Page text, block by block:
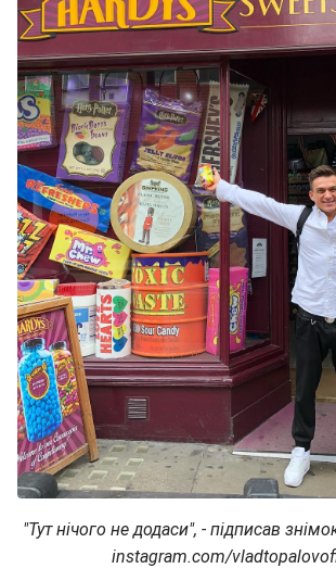
"Тут нічого не додаси", - підписав
instagram.com/